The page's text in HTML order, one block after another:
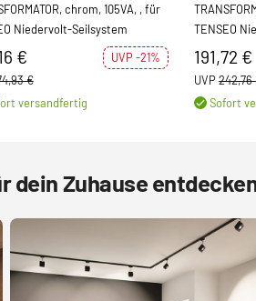
chrom, 105VA, , für
Niedervolt-Seilsystem
€
UVP -21%
€
versandfertig
TENSEO
191,72 €
UVP 242,76
Sofort
dein Zuhause